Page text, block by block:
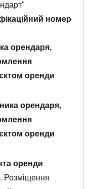
номер
орендаря,
оренди
орендаря,
оренди
оренди
Розміщення